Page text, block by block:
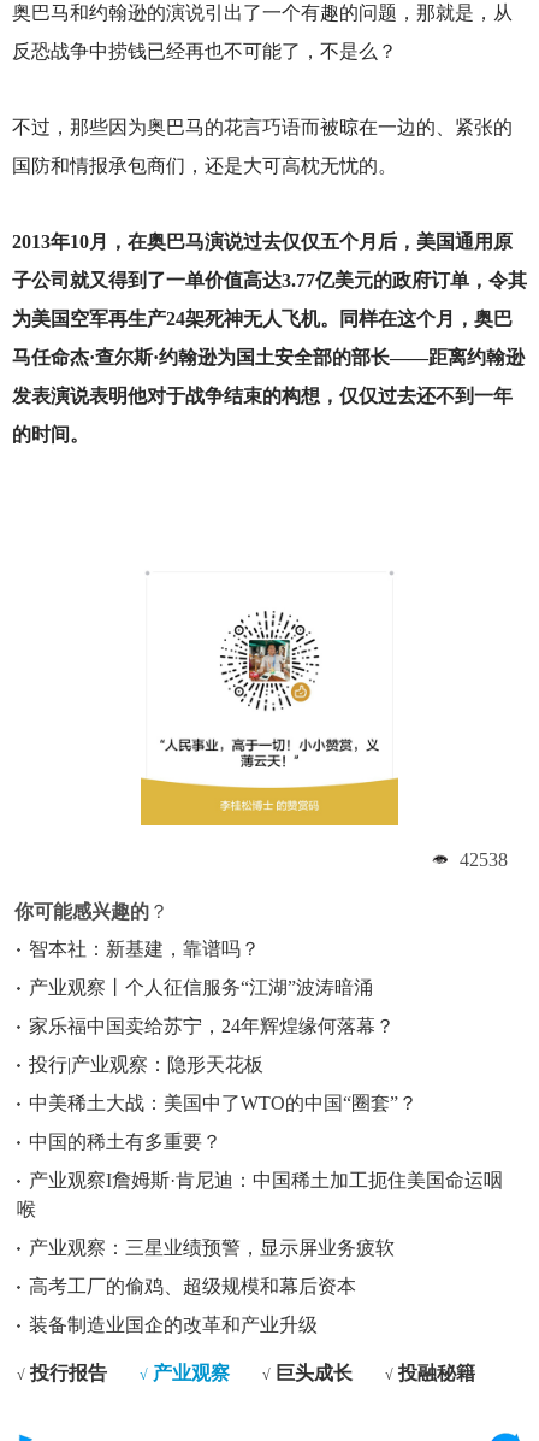
奥巴马和约翰逊的演说引出了一个有趣的问题，那就是，从
反恐战争中捞钱已经再也不可能了，不是么？
不过，那些因为奥巴马的花言巧语而被晾在一边的、紧张的
国防和情报承包商们，还是大可高枕无忧的。
2013年10月，在奥巴马演说过去仅仅五个月后，美国通用原
子公司就又得到了一单价值高达3.77亿美元的政府订单，令其
为美国空军再生产24架死神无人飞机。同样在这个月，奥巴
马任命杰·查尔斯·约翰逊为国土安全部的部长——距离约翰逊
发表演说表明他对于战争结束的构想，仅仅过去还不到一年
的时间。
42538
你可能感兴趣的 ？
智本社：新基建，靠谱吗？
产业观察丨个人征信服务“江湖”波涛暗涌
家乐福中国卖给苏宁，24年辉煌缘何落幕？
投行|产业观察：隐形天花板
中美稀土大战：美国中了WTO的中国“圈套”？
中国的稀土有多重要？
产业观察I詹姆斯·肯尼迪：中国稀土加工扼住美国命运咽
喉
产业观察：三星业绩预警，显示屏业务疲软
高考工厂的偷鸡、超级规模和幕后资本
装备制造业国企的改革和产业升级
√ 投行报告 √ 产业观察 √ 巨头成长 √ 投融秘籍